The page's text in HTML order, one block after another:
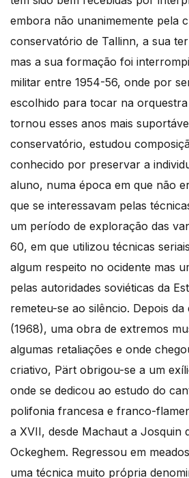
embora não unanimemente pela
conservatório de Tallinn, a sua
mas a sua formação foi
militar entre 1954-56, onde por
escolhido para tocar na
tornou esses anos mais
conservatório, estudou
conhecido por preservar a
aluno, numa época em que não
que se interessavam pelas
um período de exploração das
60, em que utilizou técnicas
algum respeito no ocidente mas
pelas autoridades soviéticas da
remeteu-se ao silêncio. Depois da
(1968), uma obra de extremos
algumas retaliações e onde
criativo, Pärt obrigou-se a um
onde se dedicou ao estudo do
polifonia francesa e franco-
a XVII, desde Machaut a Josquin
Ockeghem. Regressou em
uma técnica muito própria